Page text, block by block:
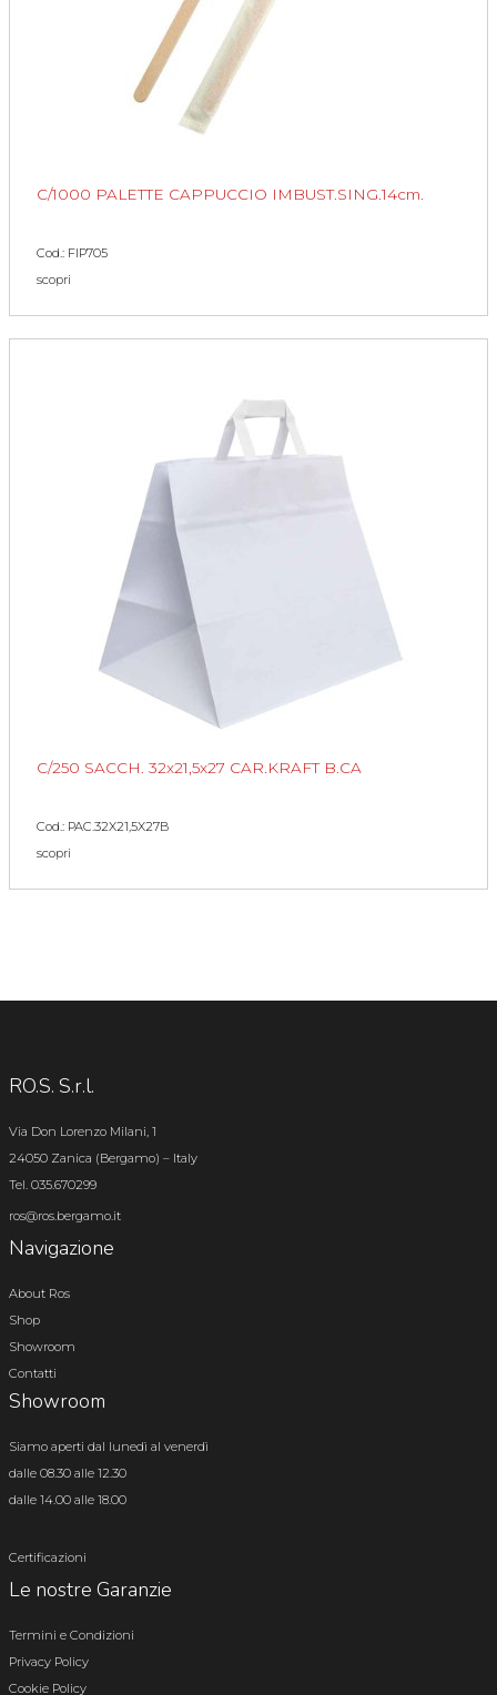
C/1000 PALETTE CAPPUCCIO IMBUST.SING.14cm.
Cod.: FIP705
scopri
C/250 SACCH. 32x21,5x27 CAR.KRAFT B.CA
Cod.: PAC.32X21,5X27B
scopri
RO.S. S.r.l.
Via Don Lorenzo Milani, 1
24050 Zanica (Bergamo) – Italy
Tel. 035.670299
ros@ros.bergamo.it
Navigazione
About Ros
Shop
Showroom
Contatti
Showroom
Siamo aperti dal lunedì al venerdì
dalle 08.30 alle 12.30
dalle 14.00 alle 18.00
Certificazioni
Le nostre Garanzie
Termini e Condizioni
Privacy Policy
Cookie Policy